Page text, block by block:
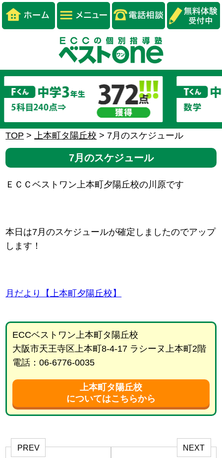
TOP >上本町タ陽丘校 > 7月のスケジュール
7月のスケジュール
ＥＣＣベストワン上本町夕陽丘校の川原です
本日は7月のスケジュールが確定しましたのでアップ
します！
月だより【上本町夕陽丘校】
ECCベストワン上本町タ陽丘校
大阪市天王寺区上本町8-4-17 ラシーヌ上本町2階
電話：06-6776-0035
上本町タ陽丘校
についてはこちらから
PREV NEXT